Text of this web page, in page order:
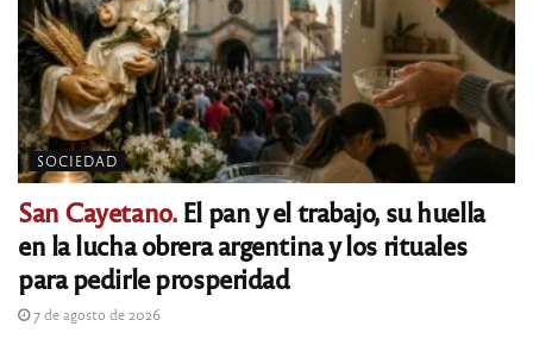
SOCIEDAD
San Cayetano.El pan y el trabajo, su huella
en la lucha obrera argentina y los rituales
para pedirle prosperidad
7 de agosto de 2026